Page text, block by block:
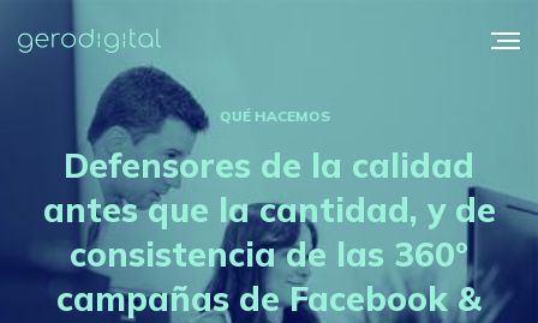
QUÉ HACEMOS
Defensores de la calidad
antes que la cantidad, y de
consistencia de las 360º
campañas de Facebook &